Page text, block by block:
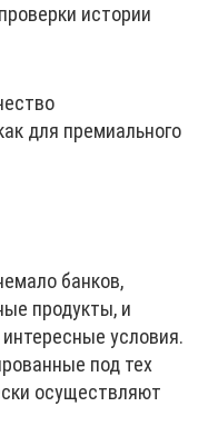
истории
для премиального
банков,
продукты, и
условия.
под тех
осуществляют